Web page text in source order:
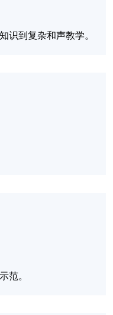
识到复杂和声教学。
范。